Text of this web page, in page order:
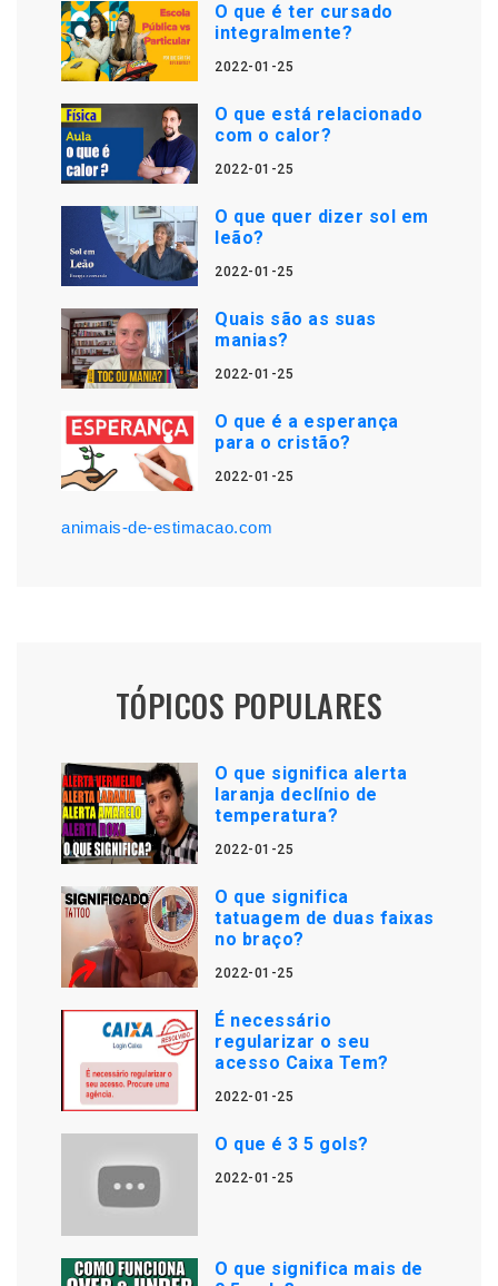
O que é ter cursado
integralmente?
2022-01-25
O que está relacionado
com o calor?
2022-01-25
O que quer dizer sol em
leão?
2022-01-25
Quais são as suas
manias?
2022-01-25
O que é a esperança
para o cristão?
2022-01-25
animais-de-estimacao.com
TÓPICOS POPULARES
O que significa alerta
laranja declínio de
temperatura?
2022-01-25
O que significa
tatuagem de duas faixas
no braço?
2022-01-25
É necessário
regularizar o seu
acesso Caixa Tem?
2022-01-25
O que é 3 5 gols?
2022-01-25
O que significa mais de